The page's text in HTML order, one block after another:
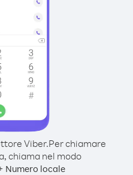
Viber.Per chiamare
chiama nel modo
Numero locale